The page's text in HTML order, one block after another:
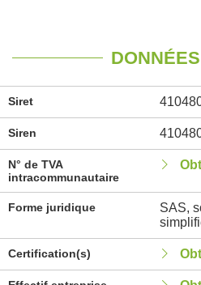
Siret
Siren
N° de TVA
intracommunautaire
Forme juridique
SAS,
Certification(s)